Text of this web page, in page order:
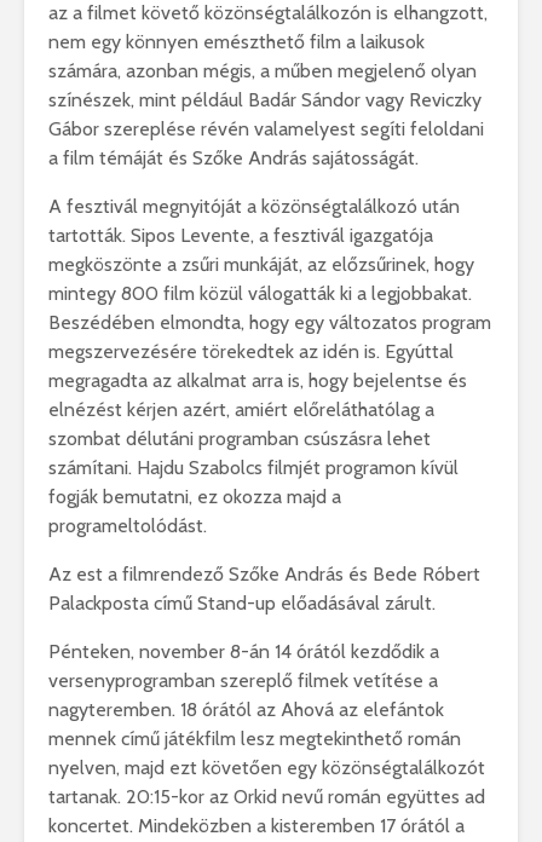
az a filmet követő közönségtalálkozón is elhangzott,
nem egy könnyen emészthető film a laikusok
számára, azonban mégis, a műben megjelenő olyan
színészek, mint például Badár Sándor vagy Reviczky
Gábor szereplése révén valamelyest segíti feloldani
a film témáját és Szőke András sajátosságát.
A fesztivál megnyitóját a közönségtalálkozó után
tartották. Sipos Levente, a fesztivál igazgatója
megköszönte a zsűri munkáját, az előzsűrinek, hogy
mintegy 800 film közül válogatták ki a legjobbakat.
Beszédében elmondta, hogy egy változatos program
megszervezésére törekedtek az idén is. Egyúttal
megragadta az alkalmat arra is, hogy bejelentse és
elnézést kérjen azért, amiért előreláthatólag a
szombat délutáni programban csúszásra lehet
számítani. Hajdu Szabolcs filmjét programon kívül
fogják bemutatni, ez okozza majd a
programeltolódást.
Az est a filmrendező Szőke András és Bede Róbert
Palackposta című Stand-up előadásával zárult.
Pénteken, november 8-án 14 órától kezdődik a
versenyprogramban szereplő filmek vetítése a
nagyteremben. 18 órától az Ahová az elefántok
mennek című játékfilm lesz megtekinthető román
nyelven, majd ezt követően egy közönségtalálkozót
tartanak. 20:15-kor az Orkid nevű román együttes ad
koncertet. Mindeközben a kisteremben 17 órától a